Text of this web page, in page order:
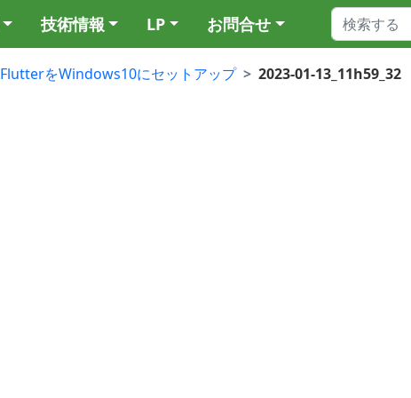
技術情報 LP お問合せ
FlutterをWindows10にセットアップ
2023-01-13_11h59_32